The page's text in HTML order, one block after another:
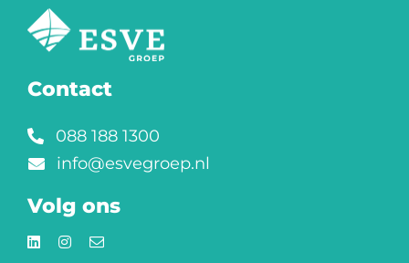
Contact
088 188 1300
info@esvegroep.nl
Volg ons